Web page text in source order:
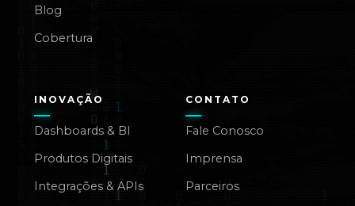
Blog
Cobertura
INOVAÇÃO
Dashboards & BI
Produtos Digitais
Integrações & APIs
CONTATO
Fale Conosco
Imprensa
Parceiros